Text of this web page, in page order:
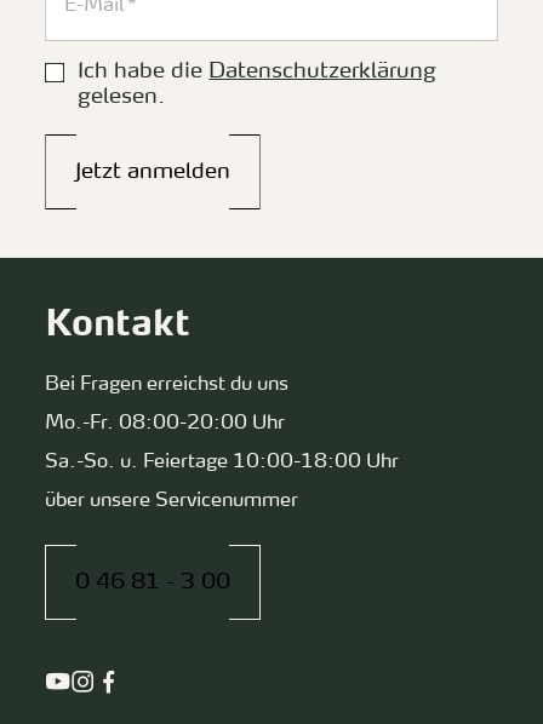
Ich habe die Datenschutzerklärung
gelesen.
Jetzt anmelden
Kontakt
Bei Fragen erreichst du uns
Mo.-Fr. 08:00-20:00 Uhr
Sa.-So. u. Feiertage 10:00-18:00 Uhr
über unsere Servicenummer
0 46 81 - 3 00